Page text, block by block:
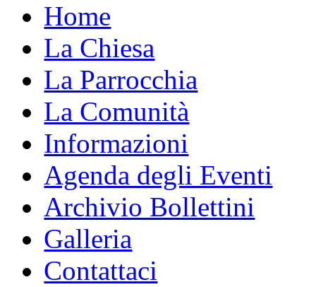
Home
La Chiesa
La Parrocchia
La Comunità
Informazioni
Agenda degli Eventi
Archivio Bollettini
Galleria
Contattaci